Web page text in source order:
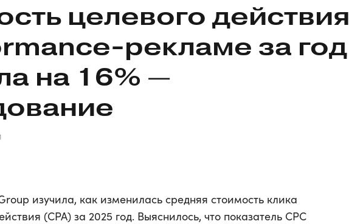
целевого действия
рекламе за год
на 16% —
изучила, как изменилась средняя стоимость клика
(CPA) за 2025 год. Выяснилось, что показатель CPC